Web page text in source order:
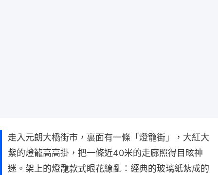
走入元朗大橋街市，裏面有一條「燈籠街」，大紅大
紫的燈籠高高掛，把一條近40米的走廊照得目眩神
迷。架上的燈籠款式眼花繚亂：經典的玻璃紙紮成的